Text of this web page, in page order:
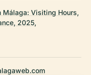
Málaga: Visiting Hours,
2025,